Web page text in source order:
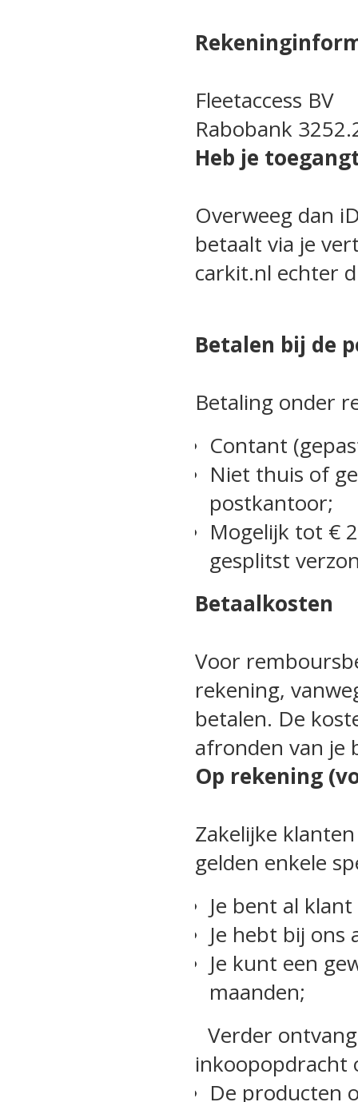
Fleetaccess BV
Rabobank
Heb je
Overweeg dan
betaalt via je
carkit.nl echter
Betalen bij de
Betaling onder
Contant
Niet thuis of
postkantoor;
Mogelijk tot €
gesplitst
Betaalkosten
Voor
rekening,
betalen. De
afronden van je
Op rekening
Zakelijke
gelden enkele
Je bent al
Je hebt bij
Je kunt een
maanden;
Verder
inkoopopdracht
De producten